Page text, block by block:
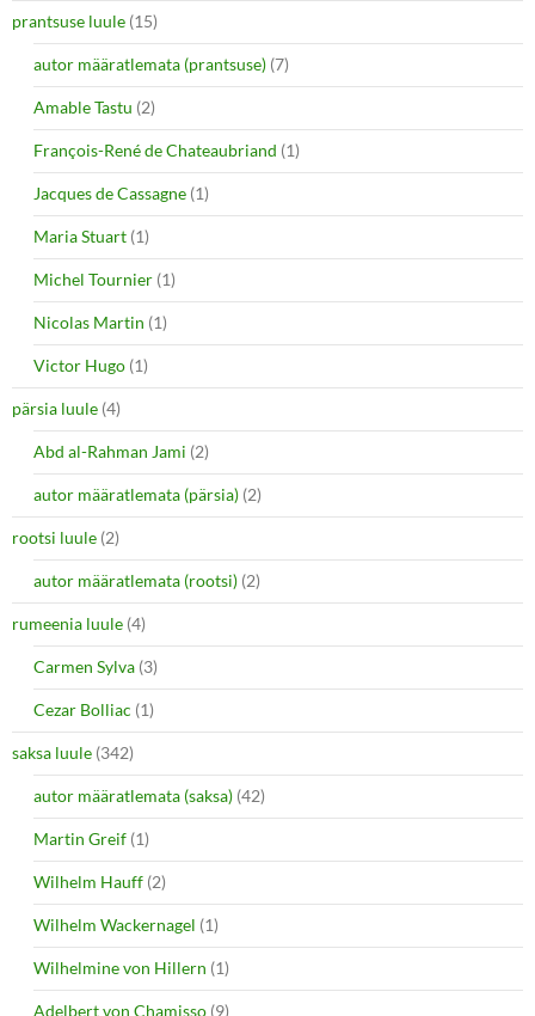
prantsuse luule (15)
autor määratlemata (prantsuse) (7)
Amable Tastu (2)
François-René de Chateaubriand (1)
Jacques de Cassagne (1)
Maria Stuart (1)
Michel Tournier (1)
Nicolas Martin (1)
Victor Hugo (1)
pärsia luule (4)
Abd al-Rahman Jami (2)
autor määratlemata (pärsia) (2)
rootsi luule (2)
autor määratlemata (rootsi) (2)
rumeenia luule (4)
Carmen Sylva (3)
Cezar Bolliac (1)
saksa luule (342)
autor määratlemata (saksa) (42)
Martin Greif (1)
Wilhelm Hauff (2)
Wilhelm Wackernagel (1)
Wilhelmine von Hillern (1)
Adelbert von Chamisso (9)